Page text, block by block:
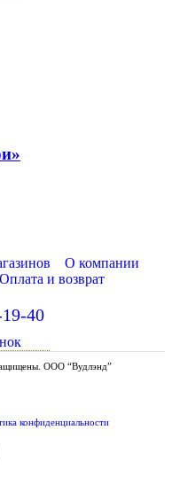
О компании
Оплата и возврат
40
ООО “Вудлэнд”
конфиденциальности